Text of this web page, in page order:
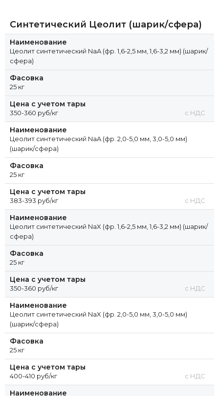
Синтетический Цеолит (шарик/сфера)
Наименование
Цеолит синтетический NaA (фр. 1,6-2,5 мм, 1,6-3,2 мм) (шарик/
сфера)
Фасовка
25 кг
Цена с учетом тары
350-360 руб/кг с НДС
Наименование
Цеолит синтетический NaA (фр. 2,0-5,0 мм, 3,0-5,0 мм)
(шарик/сфера)
Фасовка
25 кг
Цена с учетом тары
383-393 руб/кг с НДС
Наименование
Цеолит синтетический NaX (фр. 1,6-2,5 мм, 1,6-3,2 мм) (шарик/
сфера)
Фасовка
25 кг
Цена с учетом тары
350-360 руб/кг с НДС
Наименование
Цеолит синтетический NaX (фр. 2,0-5,0 мм, 3,0-5,0 мм)
(шарик/сфера)
Фасовка
25 кг
Цена с учетом тары
400-410 руб/кг с НДС
Наименование